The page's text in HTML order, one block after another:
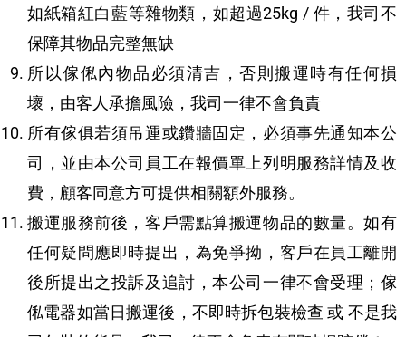
如紙箱紅白藍等雜物類，如超過25kg / 件，我司不
保障其物品完整無缺
所以傢俬內物品必須清吉，否則搬運時有任何損
壞，由客人承擔風險，我司一律不會負責
所有傢俱若須吊運或鑽牆固定，必須事先通知本公
司，並由本公司員工在報價單上列明服務詳情及收
費，顧客同意方可提供相關額外服務。
搬運服務前後，客戶需點算搬運物品的數量。如有
任何疑問應即時提出，為免爭拗，客戶在員工離開
後所提出之投訴及追討，本公司一律不會受理；傢
俬電器如當日搬運後，不即時拆包裝檢查 或 不是我